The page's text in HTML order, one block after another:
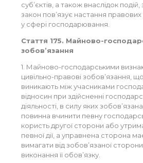
суб’єктів, а також внаслідок подій,
закон пов’язує настання правових
у сфері господарювання.
Стаття 175. Майново-
зобов’язання
1. Майново-господарськими
цивільно-правові зобов’язання, що
виникають між учасниками
відносин при здійсненні
діяльності, в силу яких
повинна вчинити певну
користь другої сторони або
певної дії, а управнена сторона
вимагати від зобов’язаної сторони
виконання її обов’язку.